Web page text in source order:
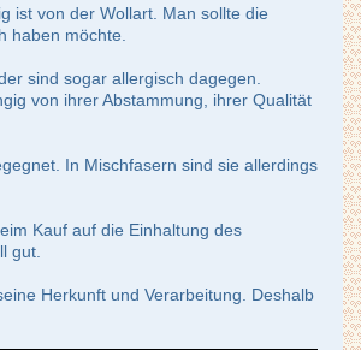
ist von der Wollart. Man sollte die
haben möchte.
sind sogar allergisch dagegen.
von ihrer Abstammung, ihrer Qualität
In Mischfasern sind sie allerdings
Kauf auf die Einhaltung des
gut.
Herkunft und Verarbeitung. Deshalb